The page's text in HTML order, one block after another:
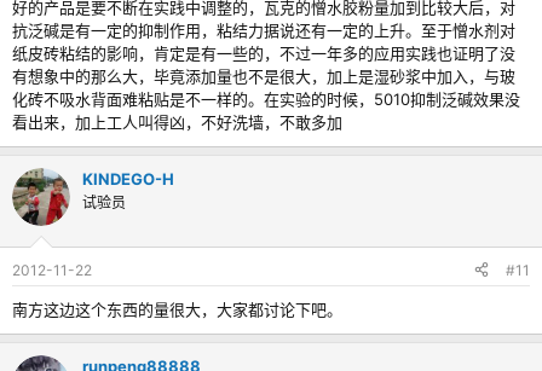
好的产品是要不断在实践中调整的，瓦克的憎水胶粉量加到比较大后，对
抗泛碱是有一定的抑制作用，粘结力据说还有一定的上升。至于憎水剂对
纸皮砖粘结的影响，肯定是有一些的，不过一年多的应用实践也证明了没
有想象中的那么大，毕竟添加量也不是很大，加上是湿砂浆中加入，与玻
化砖不吸水背面难粘贴是不一样的。在实验的时候，5010抑制泛碱效果没
看出来，加上工人叫得凶，不好洗墙，不敢多加
KINDEGO-H
试验员
2012-11-22 #11
南方这边这个东西的量很大，大家都讨论下吧。
runpeng88888